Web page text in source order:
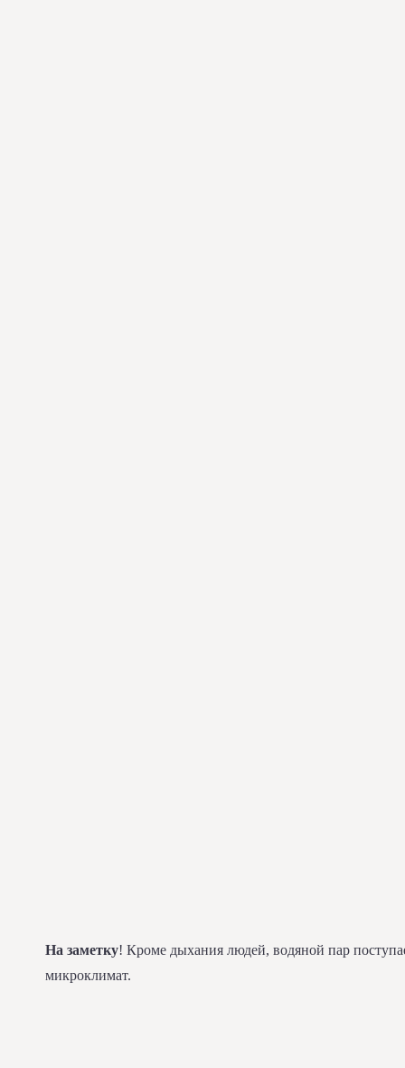
На заметку! Кроме дыхания людей, водяной пар
микроклимат.